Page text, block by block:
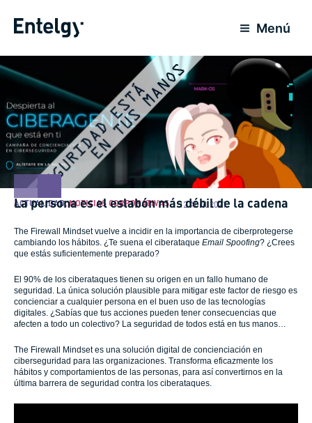
Menú
ACTUALIDAD,NOTICIAS CORPORATIVAS 12 Abril 2021
La persona es el eslabón más débil de la cadena
The Firewall Mindset vuelve a incidir en la importancia de ciberprotegerse
cambiando los hábitos. ¿Te suena el ciberataque Email Spoofing? ¿Crees
que estás suficientemente preparado?
El 90% de los ciberataques tienen su origen en un fallo humano de
seguridad. La única solución plausible para mitigar este factor de riesgo es
concienciar a cualquier persona en el buen uso de las tecnologías
digitales. ¿Sabías que tus acciones pueden tener consecuencias que
afecten a todo un colectivo? La seguridad de todos está en tus manos…
The Firewall Mindset es una solución digital de concienciación en
ciberseguridad para las organizaciones. Transforma eficazmente los
hábitos y comportamientos de las personas, para así convertirnos en la
última barrera de seguridad contra los ciberataques.